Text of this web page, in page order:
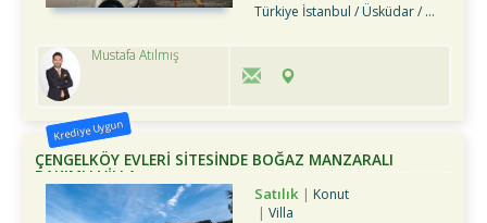
Türkiye İstanbul / Üsküdar/ Bağlarbaşı
Mustafa Atılmış
Krediye Uygun
ÇENGELKÖY EVLERİ SİTESİNDE BOĞAZ MANZARALI
BAKIMLI VİLLA
Satılık
Konut
Villa